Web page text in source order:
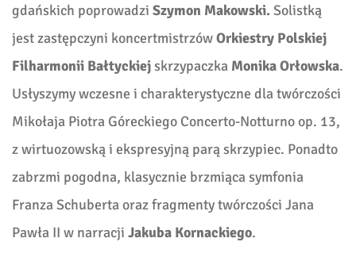
gdańskich poprowadziSzymon Makowski.Solistką
jest zastępczyni koncertmistrzówOrkiestry Polskiej
Filharmonii Bałtyckiejskrzypaczka Monika Orłowska.
Usłyszymy wczesne i charakterystyczne dla twórczości
Mikołaja Piotra Góreckiego Concerto-Notturno op. 13,
z wirtuozowską i ekspresyjną parą skrzypiec. Ponadto
zabrzmi pogodna, klasycznie brzmiąca symfonia
Franza Schuberta oraz fragmenty twórczości Jana
Pawła II w narracjiJakuba Kornackiego.